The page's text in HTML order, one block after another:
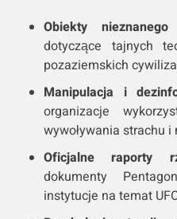
Obiekty
dotyczące tajnych
pozaziemskich
Manipulacja i
organizacje
wywoływania strachu i
Oficjalne raporty
dokumenty
instytucje na temat